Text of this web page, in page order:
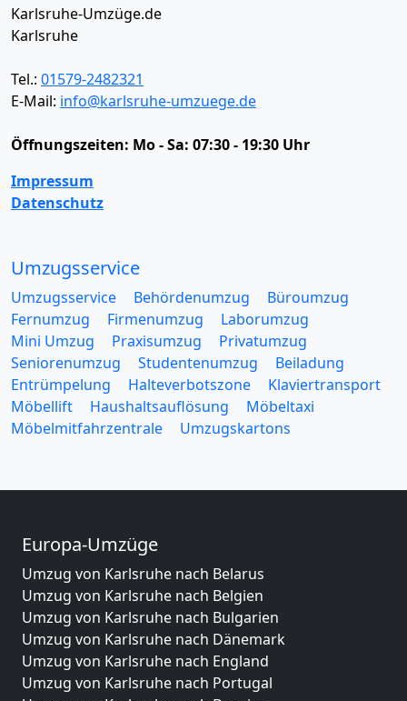
Karlsruhe-Umzüge.de
Karlsruhe
Tel.: 01579-2482321
E-Mail: info@karlsruhe-umzuege.de
Öffnungszeiten: Mo - Sa: 07:30 - 19:30 Uhr
Impressum
Datenschutz
Umzugsservice
Umzugsservice Behördenumzug
Büroumzug
Fernumzug
Firmenumzug
Laborumzug
Mini Umzug
Praxisumzug
Privatumzug
Seniorenumzug
Studentenumzug
Beiladung
Entrümpelung
Halteverbotszone
Klaviertransport
Möbellift
Haushaltsauflösung
Möbeltaxi
Möbelmitfahrzentrale
Umzugskartons
Europa-Umzüge
Umzug von Karlsruhe nach Belarus
Umzug von Karlsruhe nach Belgien
Umzug von Karlsruhe nach Bulgarien
Umzug von Karlsruhe nach Dänemark
Umzug von Karlsruhe nach England
Umzug von Karlsruhe nach Portugal